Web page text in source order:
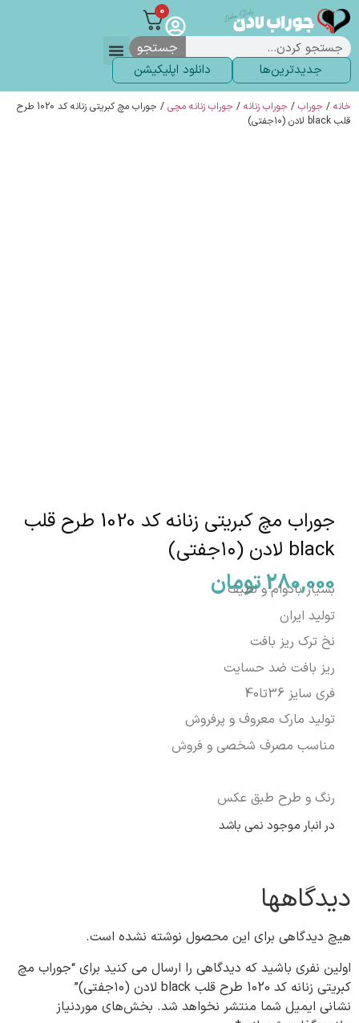
0
جستجو
جدیدترین‌ها دانلود اپلیکیشن
خانه / جوراب / جوراب زنانه / جوراب زنانه مچی
/ جوراب مچ کبریتی زنانه کد 1020 طرح
قلب black لادن (۱۰جفتی)
جوراب مچ کبریتی زنانه کد 1020 طرح قلب
black لادن (۱۰جفتی)
280,000تومان
بسیار بادوام و لطیف
تولید ایران
نخ ترک ریز بافت
ریز بافت ضد حسایت
فری سایز 36تا40
تولید مارک معروف و پرفروش
مناسب مصرف شخصی و فروش
رنگ و طرح طبق عکس
در انبار موجود نمی باشد
دیدگاهها
هیچ دیدگاهی برای این محصول نوشته نشده است.
اولین نفری باشید که دیدگاهی را ارسال می کنید برای “جوراب مچ
کبریتی زنانه کد 1020 طرح قلب black لادن (۱۰جفتی)”
نشانی ایمیل شما منتشر نخواهد شد. بخش‌های موردنیاز